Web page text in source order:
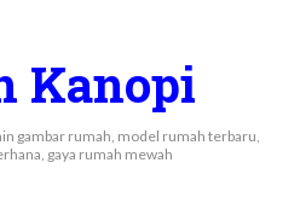
Kanopi
gambar rumah, model rumah terbaru,
gaya rumah mewah